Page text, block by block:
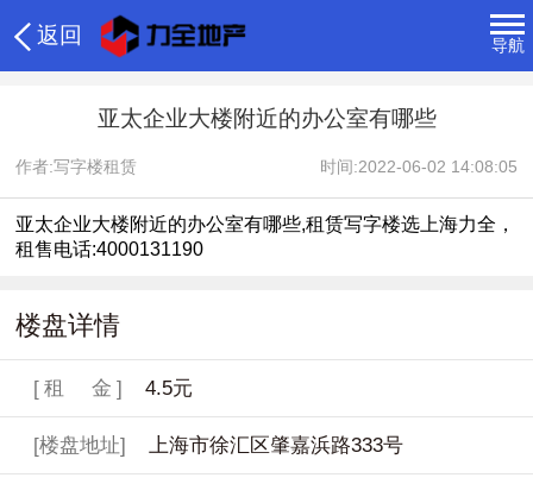
返回 导航
亚太企业大楼附近的办公室有哪些
作者:写字楼租赁 时间:2022-06-02 14:08:05
亚太企业大楼附近的办公室有哪些,租赁写字楼选上海力全，
租售电话:4000131190
楼盘详情
[租 金] 4.5元
[楼盘地址] 上海市徐汇区肇嘉浜路333号